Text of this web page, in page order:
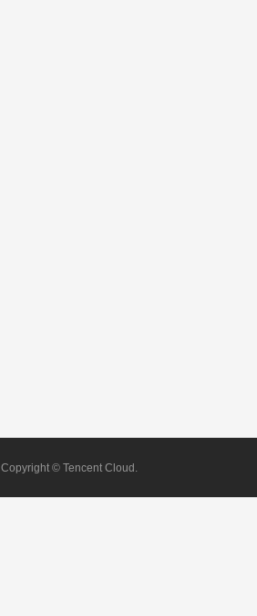
Copyright © Tencent Cloud.